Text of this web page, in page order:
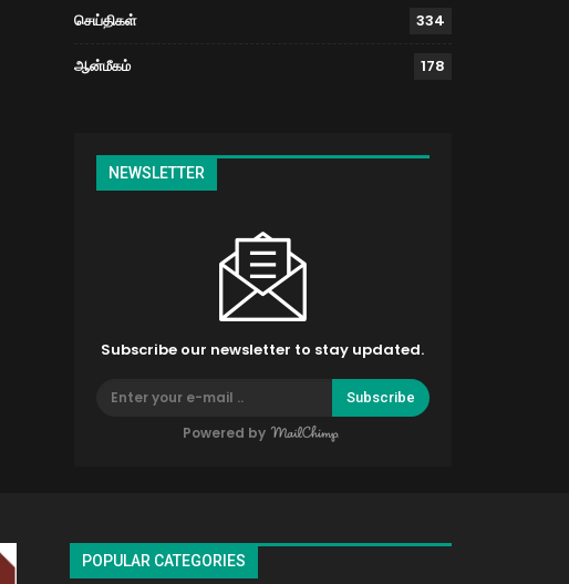
செய்திகள் 334
ஆன்மீகம் 178
NEWSLETTER
Subscribe our newsletter to stay updated.
Subscribe
Powered by
POPULAR CATEGORIES